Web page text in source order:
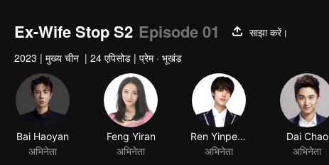
Ex-Wife Stop S2 Episode 01
साझा करें।
2023 | मुख्य चीन | 24 एपिसोड | प्रेम · भूखंड
Bai Haoyan
अभिनेता
Feng Yiran
अभिनेता
Ren Yinpeng
अभिनेता
Dai Chao
अभिनेता